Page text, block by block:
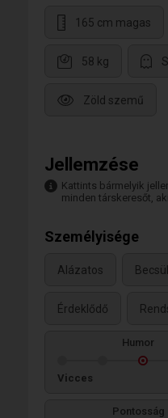
165 cm magas
58 kg
Zöld szemű
Jellemzése
Kattints bármelyik
minden társkeresőt,
Személyisége
Alázatos
Érdeklődő
Humor
Vicces
Pontosság